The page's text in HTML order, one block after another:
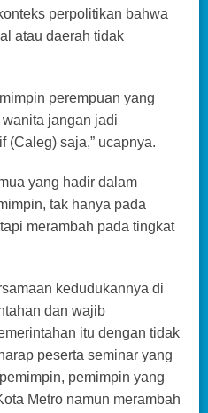
perpolitikan bahwa
atau daerah tidak
perempuan yang
jangan jadi
(Caleg) saja,” ucapnya.
yang hadir dalam
tak hanya pada
merambah pada tingkat
kedudukannya di
dan wajib
itu dengan tidak
peserta seminar yang
pemimpin yang
Metro namun merambah